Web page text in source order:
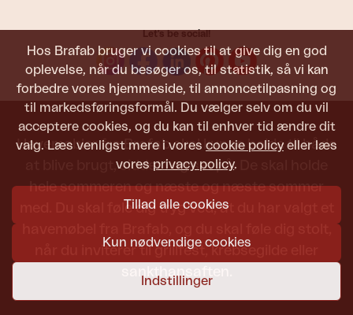
Hos Brafab bruger vi cookies til at give dig en god
oplevelse, når du besøger os, til statistik, så vi kan
forbedre vores hjemmeside, til annoncetilpasning og
til markedsføringsformål. Du vælger selv om du vil
acceptere cookies, og du kan til enhver tid ændre dit
valg. Læs venligst mere i vores cookie policy eller læs
vores privacy policy.
Tillad alle cookies
Kun nødvendige cookies
Indstillinger
Let's be social!
Havemøbler fra Brafab skal kunne holde til både
at blive brugt, siddet i og set på. De skal holde
hele sommeren og næste og næste sommer
med. Du skal føle dig tryg ved, at du har valgt et
når du inviterer til grillfest, krebsegilde eller